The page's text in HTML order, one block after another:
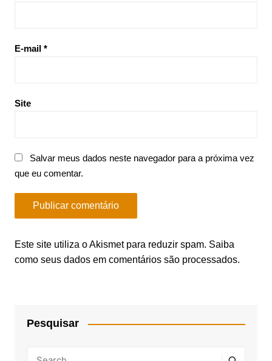
E-mail *
Site
Salvar meus dados neste navegador para a próxima vez
que eu comentar.
Este site utiliza o Akismet para reduzir spam. Saiba
como seus dados em comentários são processados.
Pesquisar